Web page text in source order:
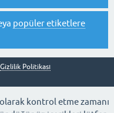
popüler etiketlere
Gizlilik Politikası
kontrol etme zamanı